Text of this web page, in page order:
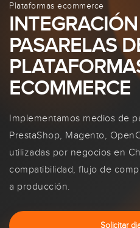
Plataformas ecommerce
PASARELAS
ECOMMERCE
Implementamos medios de
PrestaShop, Magento,
utilizadas por negocios en
compatibilidad, flujo de
a producción.
Solicitar